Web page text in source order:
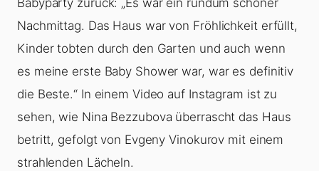
Babyparty zurück: „Es war ein rundum schöner
Nachmittag. Das Haus war von Fröhlichkeit erfüllt,
Kinder tobten durch den Garten und auch wenn
es meine erste Baby Shower war, war es definitiv
die Beste.“ In einem Video auf Instagram ist zu
sehen, wie Nina Bezzubova überrascht das Haus
betritt, gefolgt von Evgeny Vinokurov mit einem
strahlenden Lächeln.